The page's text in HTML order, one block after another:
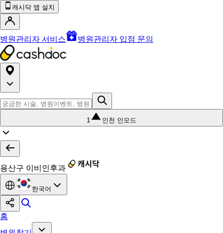
캐시닥 앱 설치
병원관리자 서비스 병원관리자 입점 문의
1 인천 인모드
용산구 이비인후과
한국어
홈